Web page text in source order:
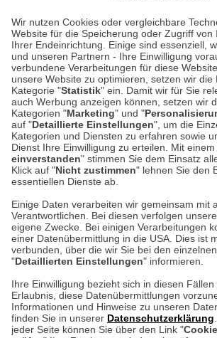
Wir nutzen Cookies oder vergleichbare
Website für die Speicherung oder Zugriff von
Ihrer Endeinrichtung. Einige sind essenziell,
und unseren Partnern - Ihre Einwilligung
verbundene Verarbeitungen für diese
unsere Website zu optimieren, setzen wir die
Kategorie "Statistik" ein. Damit wir für Sie
auch Werbung anzeigen können, setzen wir
Kategorien "Marketing" und "
auf "Detaillierte Einstellungen", um die
Kategorien und Diensten zu erfahren sowie
Dienst Ihre Einwilligung zu erteilen. Mit
einverstanden" stimmen Sie dem Einsatz
Klick auf "Nicht zustimmen" lehnen Sie den
essentiellen Dienste ab.
Einige Daten verarbeiten wir gemeinsam mit
Verantwortlichen. Bei diesen verfolgen
eigene Zwecke. Bei einigen Verarbeitungen
einer Datenübermittlung in die USA. Dies ist
verbunden, über die wir Sie bei den
"Detaillierten Einstellungen" informieren.
Ihre Einwilligung bezieht sich in diesen
Erlaubnis, diese Datenübermittlungen
Informationen und Hinweise zu unseren
finden Sie in unserer Datenschutzerklärung
jeder Seite können Sie über den Link "
Unser Geschäft in
Auf dem Steinbüchel 6
53340 Meckenheim
Montag bis Samstag 9:00 Uhr bis
weitere Information
Hier finden Sie uns im
Kontakt
Umwelt und
Zur Echtheit von Bewertungen
Barrierefreiheit unserer
Cookie-Einstellungen in Ihrem Browser
ACHTUNG!
Ihr Browser speichert aktuell keine